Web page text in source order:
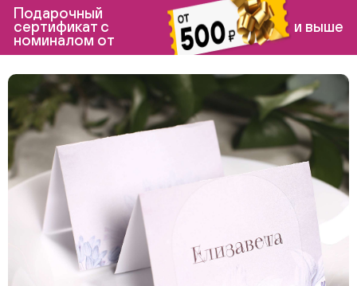
Подарочный
сертификат с
номиналом от
и выше